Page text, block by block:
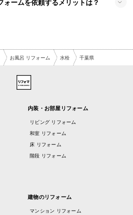
お風呂 リフォーム 水栓 千葉県
内装・お部屋リフォーム
リビング リフォーム
和室 リフォーム
床 リフォーム
階段 リフォーム
建物のリフォーム
マンション リフォーム